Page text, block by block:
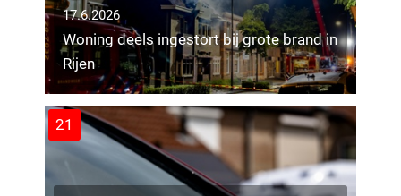
17.6.2026
Woning deels ingestort bij grote brand in
Rijen
21